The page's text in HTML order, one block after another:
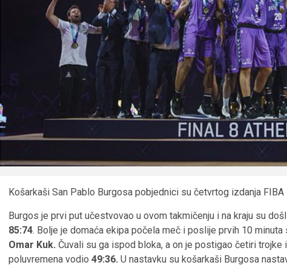
Košarkaši San Pablo Burgosa pobjednici su četvrtog izdanja FIBA
Burgos je prvi put učestvovao u ovom takmičenju i na kraju su
85:74. Bolje je domaća ekipa počela meč i poslije prvih 10
Omar Kuk. Čuvali su ga ispod bloka, a on je postigao četiri
poluvremena vodio 49:36. U nastavku su košarkaši Burgosa